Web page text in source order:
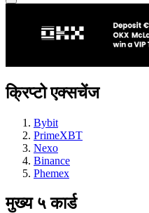
क्रिप्टो एक्सचेंज
Bybit
PrimeXBT
Nexo
Binance
Phemex
मुख्य ५ कार्ड